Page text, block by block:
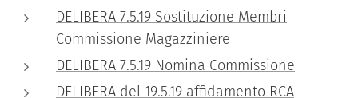
DELIBERA 7.5.19 Sostituzione Membri
Commissione Magazziniere
DELIBERA 7.5.19 Nomina Commissione
DELIBERA del 19.5.19 affidamento RCA